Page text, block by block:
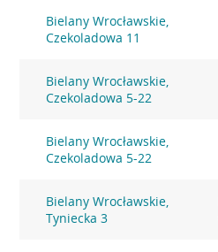
Bielany Wrocławskie,
Czekoladowa 11
Bielany Wrocławskie,
Czekoladowa 5-22
Bielany Wrocławskie,
Czekoladowa 5-22
Bielany Wrocławskie,
Tyniecka 3